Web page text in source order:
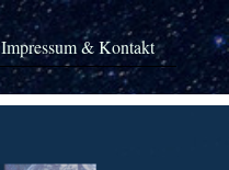
Impressum & Kontakt